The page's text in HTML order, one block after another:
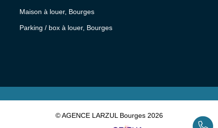
Maison à louer, Bourges
Parking / box à louer, Bourges
© AGENCE LARZUL Bourges 2026